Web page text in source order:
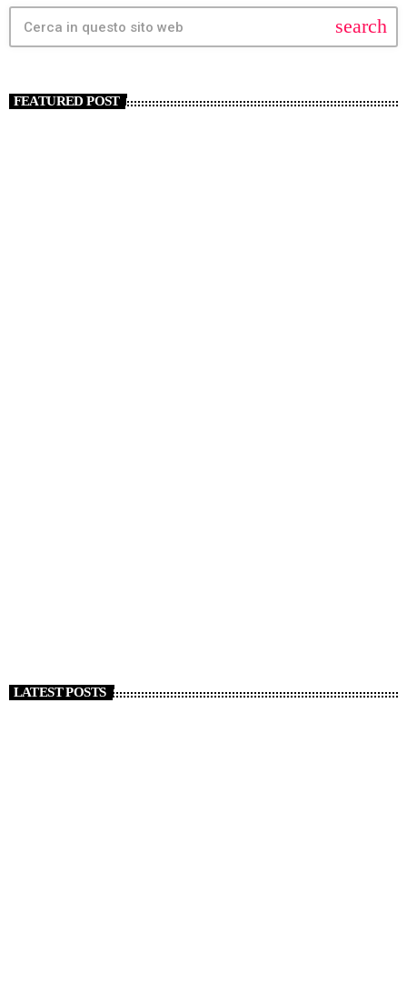
search
FEATURED POST
LATEST POSTS